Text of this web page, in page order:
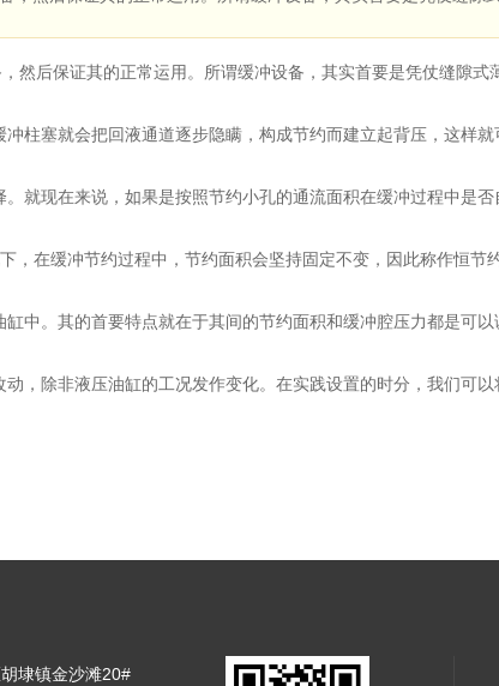
后保证其的正常运用。所谓缓冲设备，其实首要是凭仗缝隙式
塞就会把回液通道逐步隐瞒，构成节约而建立起背压，这样
就现在来说，如果是按照节约小孔的通流面积在缓冲过程中是
在缓冲节约过程中，节约面积会坚持固定不变，因此称作恒节
。其的首要特点就在于其间的节约面积和缓冲腔压力都是可以
除非液压油缸的工况发作变化。在实践设置的时分，我们可
埭镇金沙滩20#